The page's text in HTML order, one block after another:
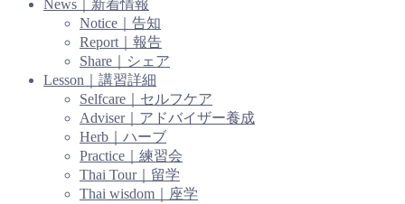
News｜新着情報
Notice｜告知
Report｜報告
Share｜シェア
Lesson｜講習詳細
Selfcare｜セルフケア
Adviser｜アドバイザー養成
Herb｜ハーブ
Practice｜練習会
Thai Tour｜留学
Thai wisdom｜座学